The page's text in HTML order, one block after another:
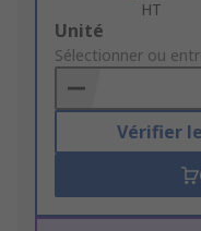
HT
Add
to
Basket
Unité
Sélectionner ou
Vérifier